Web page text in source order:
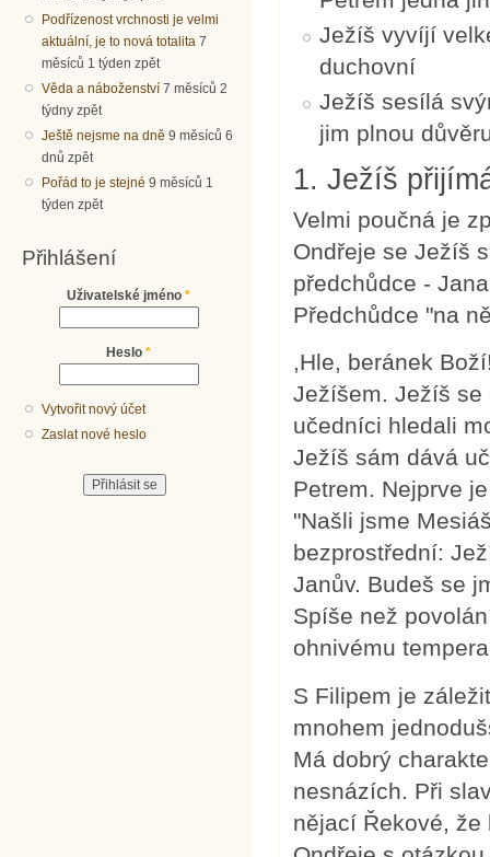
Podřízenost vrchnosti je velmi
aktuální, je to nová totalita 7
měsíců 1 týden zpět
Věda a náboženství 7 měsíců 2
týdny zpět
Ještě nejsme na dně 9 měsíců 6
dnů zpět
Pořád to je stejné 9 měsíců 1
týden zpět
Přihlášení
Uživatelské jméno *
Heslo *
Vytvořit nový účet
Zaslat nové heslo
Ježíš vyvíjí
duchovní
Ježíš sesílá
jim plnou
1. Ježíš
Velmi poučná je
Ondřeje se Ježíš
předchůdce -
Předchůdce "na
,Hle, beránek
Ježíšem. Ježíš se
učedníci hledali
Ježíš sám dává
Petrem. Nejprve
"Našli jsme
bezprostřední:
Janův. Budeš se
Spíše než
ohnivému
S Filipem je
mnohem
Má dobrý
nesnázích. Při
nějací Řekové,